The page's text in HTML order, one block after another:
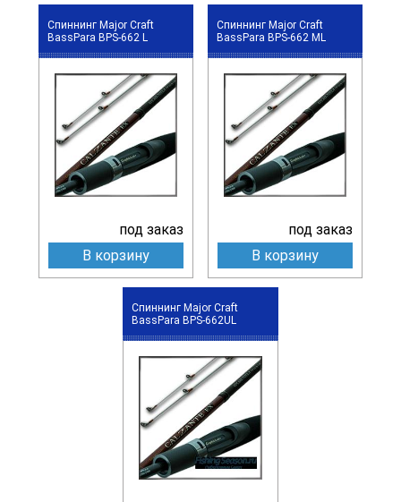
Спиннинг Major Craft
BassPara BPS-662 L
под заказ
В корзину
Спиннинг Major Craft
BassPara BPS-662 ML
под заказ
В корзину
Спиннинг Major Craft
BassPara BPS-662UL